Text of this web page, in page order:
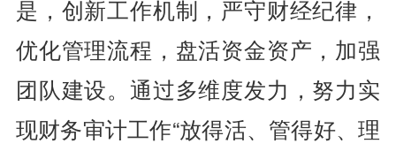
是，创新工作机制，严守财经纪律，
优化管理流程，盘活资金资产，加强
团队建设。通过多维度发力，努力实
现财务审计工作“放得活、管得好、理